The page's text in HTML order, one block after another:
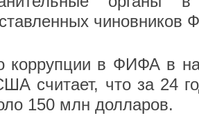
чиновников
коррупции в ФИФА в
считает, что за 24
150 млн долларов.